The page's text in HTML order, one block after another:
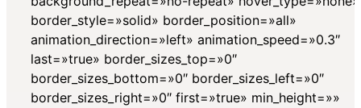
border_style=»solid» border_position=»all»
animation_direction=»left» animation_speed=»0.3″
last=»true» border_sizes_top=»0″
border_sizes_bottom=»0″ border_sizes_left=»0″
border_sizes_right=»0″ first=»true» min_height=»»